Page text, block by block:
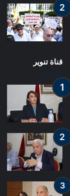
قناة تنوير